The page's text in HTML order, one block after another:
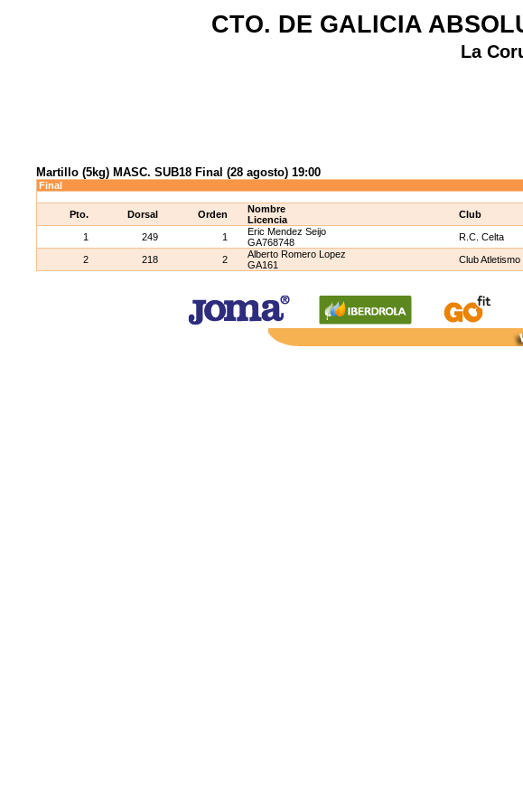
CTO. DE GALICIA
La
Final
Pto. Dorsal Orden
Nombre
Licencia
Club
1 249 1
Eric Mendez Seijo
GA768748
R.C. Celta
2 218 2
Alberto Romero Lopez
GA161
Club
Martillo (5kg) MASC. SUB18 Final (28 agosto) 19:00